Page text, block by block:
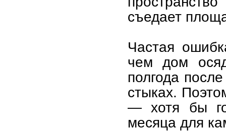
съедает
Частая
чем дом
полгода
стыках.
— хотя бы
месяца для